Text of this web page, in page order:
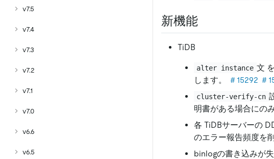
v7.5
v7.4
v7.3
v7.2
v7.1
v7.0
v6.6
v6.5
新機能
TiDB
alter instance 文
します。
＃15292 ＃
cluster-verify-cn
明書がある場合にの
各 TiDBサーバーの
のエラー報告頻度を
binlogの書き込みが